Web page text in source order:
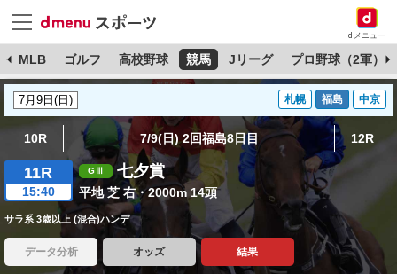
dメニュー
MLB ゴルフ 高校野球 競馬 Jリーグ プロ野球（2軍）
札幌 福島 中京
10R 7/9(日) 2回福島8日目 12R
11R
15:40
七夕賞
平地 芝 右・2000m 14頭
サラ系 3歳以上 (混合)ハンデ
データ分析 オッズ 結果